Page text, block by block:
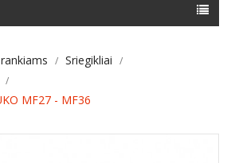
Sriegikliai
MF27 - MF36